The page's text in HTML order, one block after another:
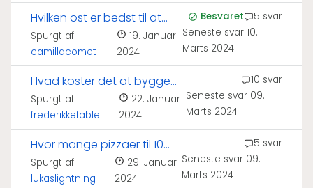
Hvilken ost er bedst til at
smelte?
Spurgt af
camillacomet
19. Januar
2024
Besvaret
5 svar
Seneste svar 10.
Marts 2024
Hvad koster det at bygge
en pizzaovn?
Spurgt af
frederikkefable
22. Januar
2024
10 svar
Seneste svar 09.
Marts 2024
Hvor mange pizzaer til 10
personer?
Spurgt af
lukaslightning
29. Januar
2024
5 svar
Seneste svar 09.
Marts 2024